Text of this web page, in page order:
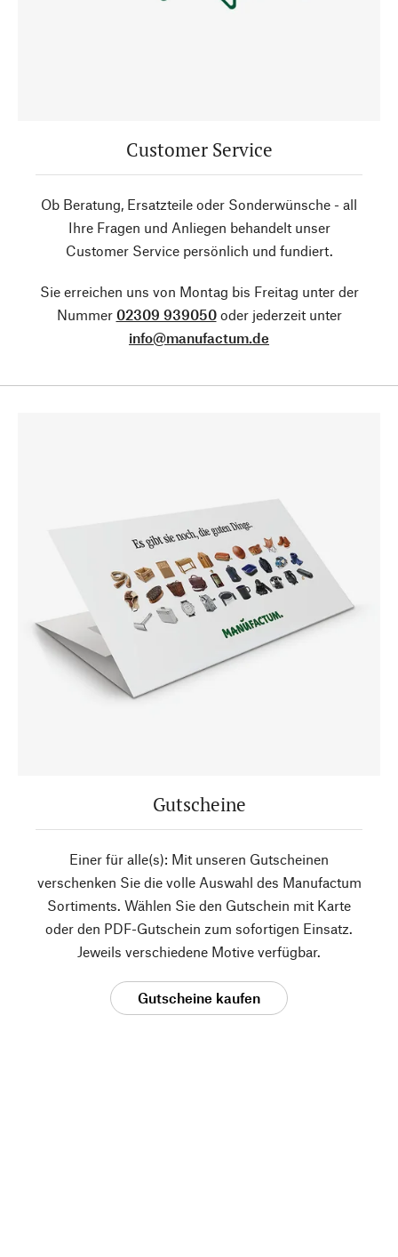
Customer Service
Ob Beratung, Ersatzteile oder Sonderwünsche - all
Ihre Fragen und Anliegen behandelt unser
Customer Service persönlich und fundiert.
Sie erreichen uns von Montag bis Freitag unter der
Nummer 02309 939050oder jederzeit unter
info@manufactum.de
Gutscheine
Einer für alle(s): Mit unseren Gutscheinen
verschenken Sie die volle Auswahl des Manufactum
Sortiments. Wählen Sie den Gutschein mit Karte
oder den PDF-Gutschein zum sofortigen Einsatz.
Jeweils verschiedene Motive verfügbar.
Gutscheine kaufen